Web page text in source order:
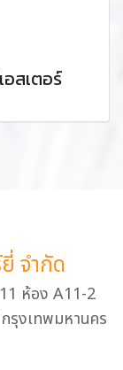
อสเตอร์
จำกัด
ห้อง A11-2
รุงเทพมหานคร